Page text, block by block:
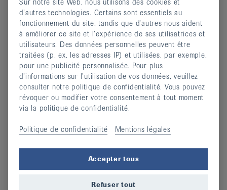
Informations complémentaires
Devenir membre
Soutenir la LVR
Dons de condoléances
Assemblées générales
Je désire adhérer
Je désire faire un don
Sur notre site Web, nous utilisons des cookies et
d’autres technologies. Certains sont essentiels au
fonctionnement du site, tandis que d’autres nous aident
à améliorer ce site et l’expérience de ses utilisatrices et
utilisateurs. Des données personnelles peuvent être
traitées (p. ex. les adresses IP) et utilisées, par exemple,
pour une publicité personnalisée. Pour plus
d’informations sur l’utilisation de vos données, veuillez
consulter notre politique de confidentialité. Vous pouvez
révoquer ou modifier votre consentement à tout moment
via la politique de confidentialité.
Politique de confidentialité Mentions légales
Accepter tous
Refuser tout